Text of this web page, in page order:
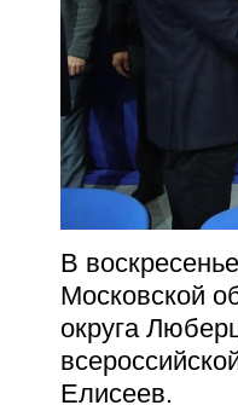
В
Московской
округа
Елисеев.